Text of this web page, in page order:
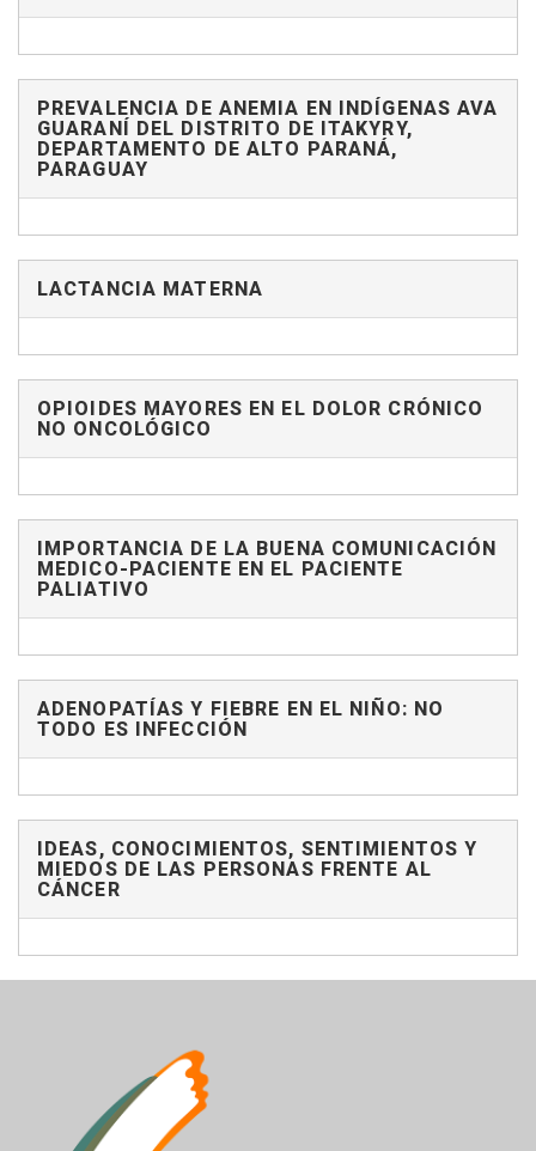
PREVALENCIA DE ANEMIA EN INDÍGENAS AVA
GUARANÍ DEL DISTRITO DE ITAKYRY,
DEPARTAMENTO DE ALTO PARANÁ,
PARAGUAY
LACTANCIA MATERNA
OPIOIDES MAYORES EN EL DOLOR CRÓNICO
NO ONCOLÓGICO
IMPORTANCIA DE LA BUENA COMUNICACIÓN
MEDICO-PACIENTE EN EL PACIENTE
PALIATIVO
ADENOPATÍAS Y FIEBRE EN EL NIÑO: NO
TODO ES INFECCIÓN
IDEAS, CONOCIMIENTOS, SENTIMIENTOS Y
MIEDOS DE LAS PERSONAS FRENTE AL
CÁNCER